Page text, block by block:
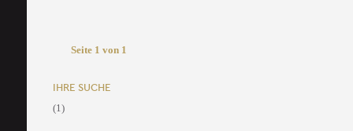
Seite 1 von 1
IHRE SUCHE
(1)